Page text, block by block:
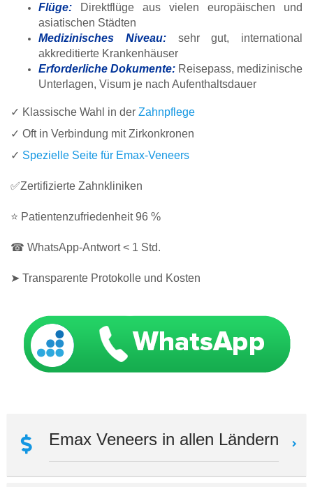
Flüge:
Direktflüge aus vielen europäischen und
asiatischen Städten
Medizinisches Niveau: sehr gut, international
akkreditierte Krankenhäuser
Erforderliche Dokumente: Reisepass, medizinische
Unterlagen, Visum je nach Aufenthaltsdauer
✓ Klassische Wahl in der Zahnpflege
✓ Oft in Verbindung mit Zirkonkronen
✓ Spezielle Seite für Emax-Veneers
✅Zertifizierte Zahnkliniken
⭐ Patientenzufriedenheit 96 %
☎ WhatsApp-Antwort < 1 Std.
➤ Transparente Protokolle und Kosten
Emax Veneers in allen Ländern